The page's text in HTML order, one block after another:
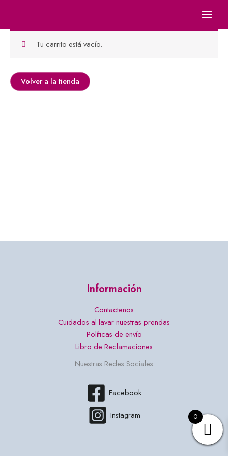
contenido
Tu carrito está vacío.
Volver a la tienda
Información
Contactenos
Cuidados al lavar nuestras prendas
Políticas de envío
Libro de Reclamaciones
Nuestras Redes Sociales
Facebook
Instagram 0